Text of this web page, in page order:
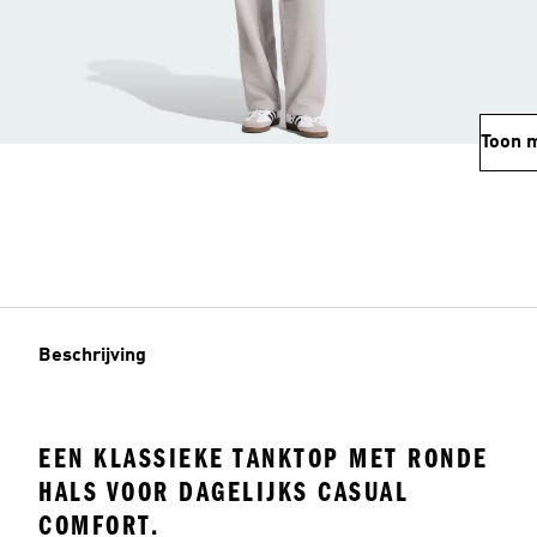
Toon
Beschrijving
EEN KLASSIEKE TANKTOP MET RONDE
HALS VOOR DAGELIJKS CASUAL
COMFORT.